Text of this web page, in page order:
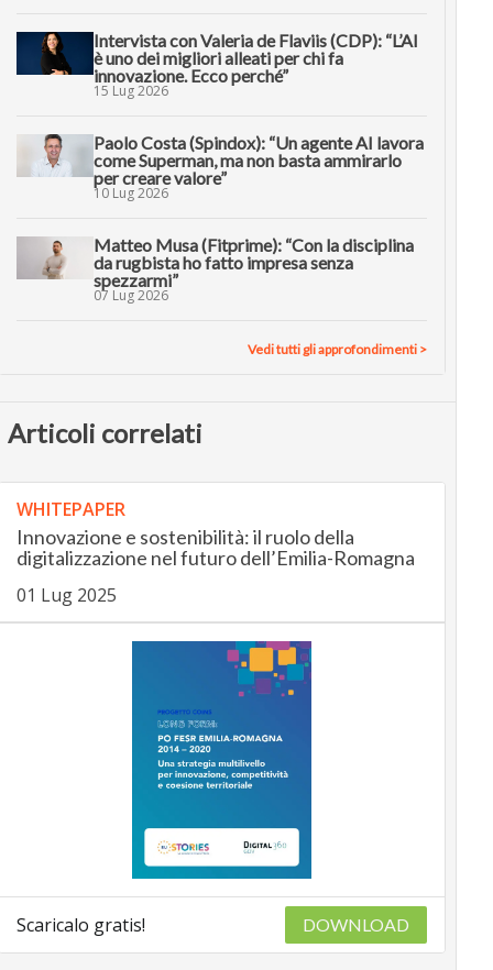
Intervista con Valeria de Flaviis (CDP): “L’AI
è uno dei migliori alleati per chi fa
innovazione. Ecco perché”
15 Lug 2026
Paolo Costa (Spindox): “Un agente AI lavora
come Superman, ma non basta ammirarlo
per creare valore”
10 Lug 2026
Matteo Musa (Fitprime): “Con la disciplina
da rugbista ho fatto impresa senza
spezzarmi”
07 Lug 2026
Vedi tutti gli approfondimenti >
Articoli correlati
WHITEPAPER
Innovazione e sostenibilità: il ruolo della
digitalizzazione nel futuro dell’Emilia-Romagna
01 Lug 2025
Scaricalo gratis! DOWNLOAD